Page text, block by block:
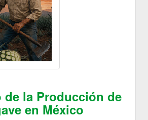
de la Producción de
en México